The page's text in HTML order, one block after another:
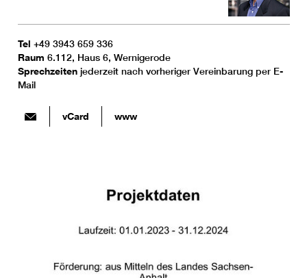
Tel +49 3943 659 336
Raum 6.112, Haus 6, Wernigerode
Sprechzeiten jederzeit nach vorheriger Vereinbarung per E-
Mail
vCard www